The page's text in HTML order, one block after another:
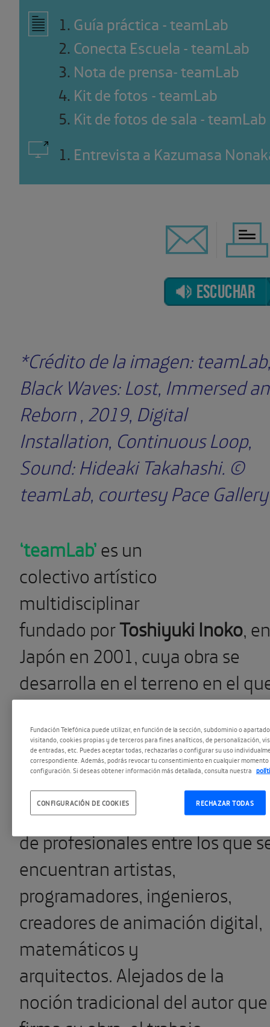
1. Guía práctica - teamLab
2. Conecta Escuela - teamLab
3. Nota de prensa- teamLab
4. Kit de fotos - teamLab
5. Kit de fotos de sala - teamLab
1. Entrevista a Kazumasa
ESCUCHAR
*Crédito de la imagen:
Black Waves: Lost, Immersed
Reborn​ , 2019, Digital
Installation, Continuous Loop, ​
Sound: Hideaki Takahashi. ©
teamLab, courtesy Pace Gallery
‘teamLab’es un
colectivoartístico
multidisciplinar
fundado porToshiyuki Inoko,en
Japón en 2001,cuya obra se
desarrolla en el terreno en el
confluyen arte, ciencia,
tecnología, diseño y medio
natural.Su trabajo se
fundamenta en la
práctica
colaborativade varios cientos
deprofesionalesentre los que
encuentran artistas,
programadores, ingenieros,
creadores de animación digital,
matemáticos y
arquitectos.Alejados de la
noción tradicional del autor que
Fundación Telefónica puede utilizar, en función de la sección, subdominio o
visitando, cookies propias y de terceros para fines analíticos, de personalización,
de entradas, etc. Puedes aceptar todas, rechazarlas o configurar su uso
correspondiente. Además, podrás revocar tu consentimiento en cualquier momento
configuración. Si deseas obtener información más detallada, consulta nuestra
RECHAZAR TODAS
CONFIGURACIÓN DE COOKIES